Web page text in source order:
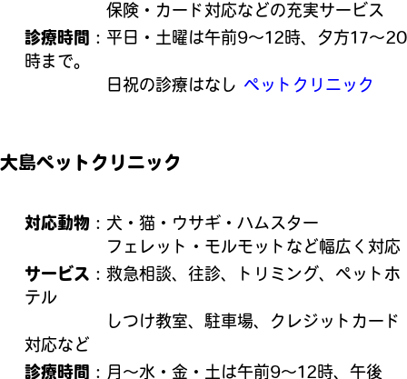
保険・カード対応などの充実サービス
診療時間 ：平日・土曜は午前9〜12時、夕方17〜20
時まで。
日祝の診療はなし ペットクリニック
大島ペットクリニック
対応動物：犬・猫・ウサギ・ハムスター
フェレット・モルモットなど幅広く対応
サービス ：救急相談、往診、トリミング、ペットホ
テル
しつけ教室、駐車場、クレジットカード
対応など
診療時間 ：月〜水・金・土は午前9〜12時、午後